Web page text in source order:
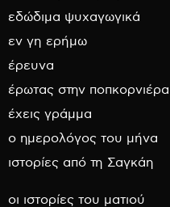
εδώδιμα ψυχαγωγικά
εν γη ερήμω
έρευνα
έρωτας στην ποπκορνιέρα
έχεις γράμμα
ο ημερολόγος του μήνα
ιστορίες από τη Σαγκάη
οι ιστορίες του ματιού